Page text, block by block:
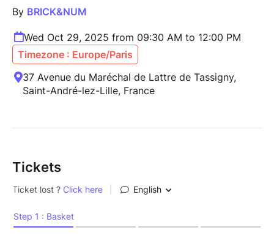
By BRICK&NUM
Wed Oct 29, 2025 from 09:30 AM to 12:00 PM
Timezone : Europe/Paris
37 Avenue du Maréchal de Lattre de Tassigny,
Saint-André-lez-Lille, France
Tickets